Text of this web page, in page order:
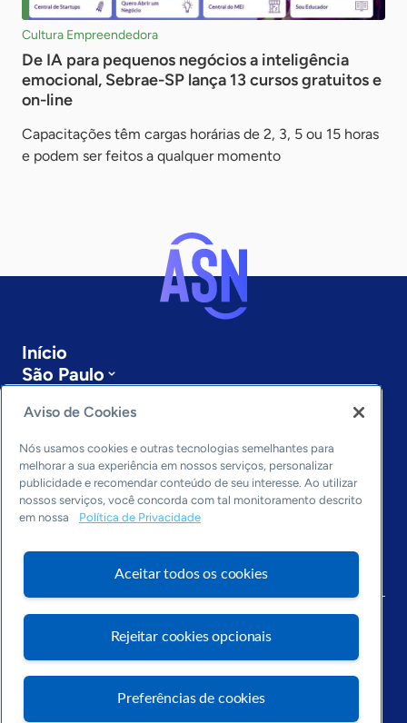
Cultura Empreendedora
De IA para pequenos negócios a inteligência
emocional, Sebrae-SP lança 13 cursos gratuitos e
on-line
Capacitações têm cargas horárias de 2, 3, 5 ou 15 horas
e podem ser feitos a qualquer momento
Início
São Paulo
Últimas notícias
Entre em contato
Editorias
Economia & Política
Inovação & Tecnologia
Dados
Visite o Portal Sebrae
Aviso de Cookies
Nós usamos cookies e outras tecnologias semelhantes para
melhorar a sua experiência em nossos serviços, personalizar
publicidade e recomendar conteúdo de seu interesse. Ao utilizar
nossos serviços, você concorda com tal monitoramento descrito
em nossa
Política de Privacidade
Aceitar todos os cookies
Rejeitar cookies opcionais
Preferências de cookies